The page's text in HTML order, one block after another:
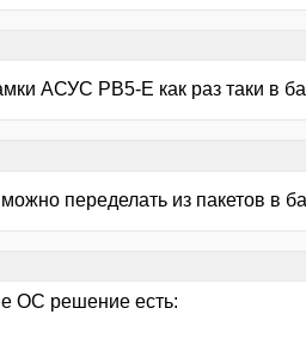
АСУС РВ5-Е как раз таки в
переделать из пакетов в
ОС решение есть: